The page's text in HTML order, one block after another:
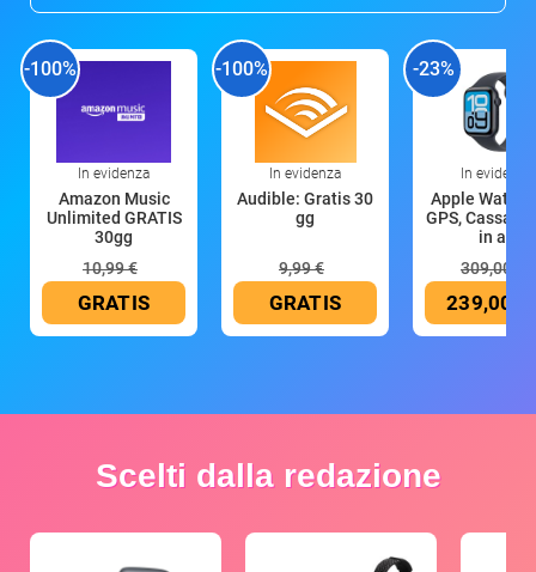
-100%
In evidenza
Amazon Music
Unlimited GRATIS
30gg
10,99 €
GRATIS
-100%
In evidenza
Audible: Gratis 30
gg
9,99 €
GRATIS
-23%
In evidenza
Apple Watch
GPS, Cassa
in all
309,00 €
239,00 €
Scelti dalla redazione